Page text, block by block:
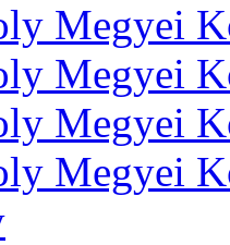
Megyei
Megyei
Megyei
Megyei